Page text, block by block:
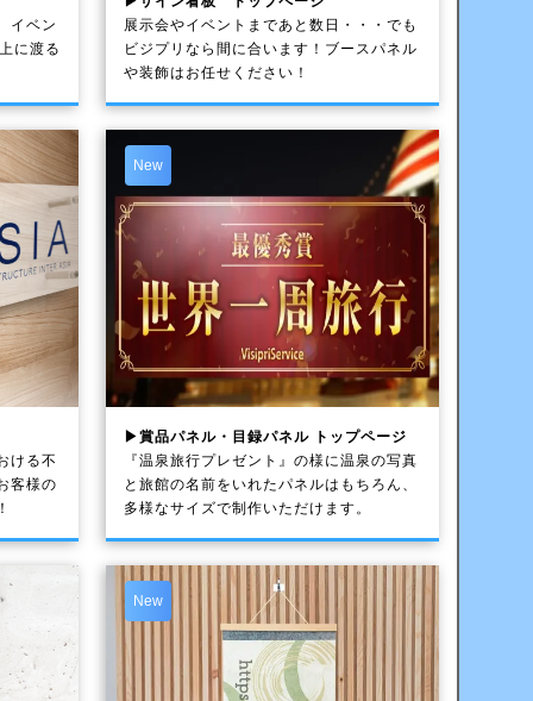
イベン
に渡る
展示会やイベントまであと数日・・・でも
ビジプリなら間に合います！ブースパネル
や装飾はお任せください！
ける不
客様の
New
▶賞品パネル・目録パネル トップページ
『温泉旅行プレゼント』の様に温泉の写真
と旅館の名前をいれたパネルはもちろん、
多様なサイズで制作いただけます。
New